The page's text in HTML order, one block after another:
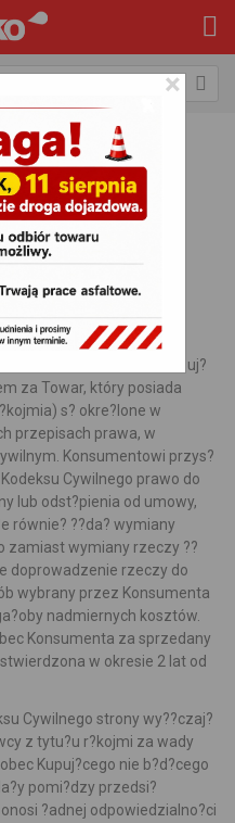
w Sklepie,
prawa powszechnie
wzgl?dem Kupuj?
za Towar, który posiada
s? okre?lone w
przepisach prawa, w
Konsumentowi przys?
Cywilnego prawo do
lub odst?pienia od umowy,
równie? ??da? wymiany
zamiast wymiany rzeczy ??
doprowadzenie rzeczy do
wybrany przez Konsumenta
nadmiernych kosztów.
Konsumenta za sprzedany
w okresie 2 lat od
Cywilnego strony wy??czaj?
z tytu?u r?kojmi za wady
Kupuj?cego nie b?d?cego
pomi?dzy przedsi?
?adnej odpowiedzialno?ci
×